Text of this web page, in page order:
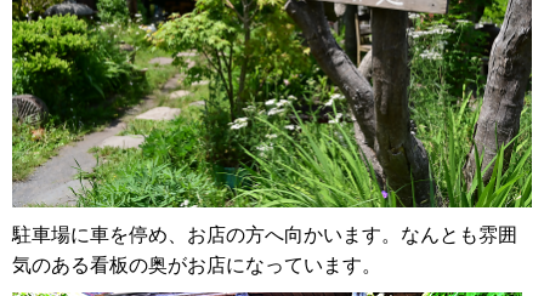
駐車場に車を停め、お店の方へ向かいます。なんとも雰囲
気のある看板の奥がお店になっています。